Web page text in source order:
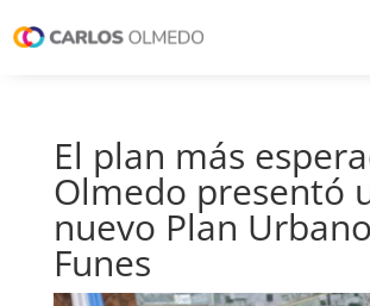
El plan más
Olmedo presentó
nuevo Plan
Funes